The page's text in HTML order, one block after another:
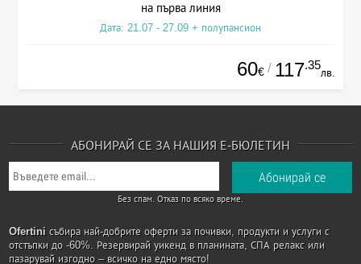
на първа линия
Дата: 21.07 - 27.09 + полупансион
60€ / 117.35
лв.
АБОНИРАЙ СЕ ЗА НАШИЯ Е-БЮЛЕТИН
Без спам. Отказ по всяко време.
Ofertini събира най-добрите оферти за почивки, продукти и услуги с
отстъпки до -60%. Резервирай уикенд в планината, СПА релакс или
пазарувай изгодно – всичко на едно място!